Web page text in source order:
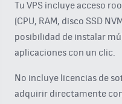
Tu VPS incluye acceso
(CPU, RAM, disco SSD
posibilidad de instalar
aplicaciones con un clic.
No incluye licencias de
adquirir directamente